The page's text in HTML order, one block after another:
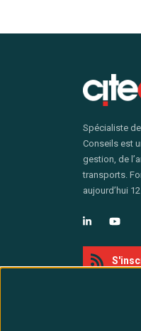
Spécialiste
Conseils est
gestion, de
transports.
aujourd’hui